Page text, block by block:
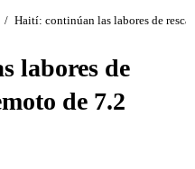
/ Haití: continúan las labores de
labores de
de 7.2